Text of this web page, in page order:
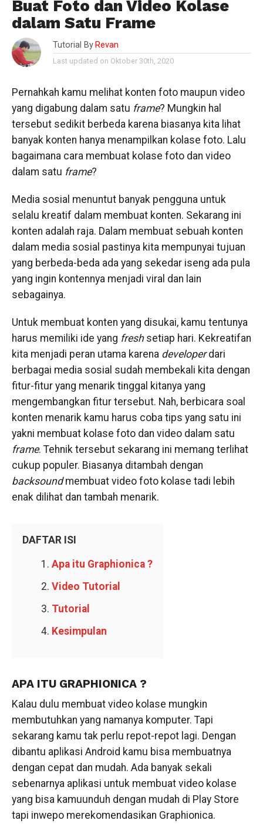
Buat Foto dan Video Kolase
dalam Satu Frame
Tutorial By Revan
Last updated on Oktober 30th, 2020
Pernahkah kamu melihat konten foto maupun video
yang digabung dalam satu frame? Mungkin hal
tersebut sedikit berbeda karena biasanya kita lihat
banyak konten hanya menampilkan kolase foto. Lalu
bagaimana cara membuat kolase foto dan video
dalam satu frame?
Media sosial menuntut banyak pengguna untuk
selalu kreatif dalam membuat konten. Sekarang ini
konten adalah raja. Dalam membuat sebuah konten
dalam media sosial pastinya kita mempunyai tujuan
yang berbeda-beda ada yang sekedar iseng ada pula
yang ingin kontennya menjadi viral dan lain
sebagainya.
Untuk membuat konten yang disukai, kamu tentunya
harus memiliki ide yang freshsetiap hari. Kekreatifan
kita menjadi peran utama karena developerdari
berbagai media sosial sudah membekali kita dengan
fitur-fitur yang menarik tinggal kitanya yang
mengembangkan fitur tersebut. Nah, berbicara soal
konten menarik kamu harus coba tips yang satu ini
yakni membuat kolase foto dan video dalam satu
frame. Tehnik tersebut sekarang ini memang terlihat
cukup populer. Biasanya ditambah dengan
backsoundmembuat video foto kolase tadi lebih
enak dilihat dan tambah menarik.
DAFTAR ISI
Apa itu Graphionica ?
Video Tutorial
Tutorial
Kesimpulan
APA ITU GRAPHIONICA ?
Kalau dulu membuat video kolase mungkin
membutuhkan yang namanya komputer. Tapi
sekarang kamu tak perlu repot-repot lagi. Dengan
dibantu aplikasi Android kamu bisa membuatnya
dengan cepat dan mudah. Ada banyak sekali
sebenarnya aplikasi untuk membuat video kolase
yang bisa kamuunduh dengan mudah di Play Store
tapi inwepo merekomendasikan Graphionica.